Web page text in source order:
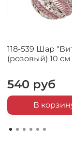
118-539 Шар
(розовый) 10 см
540 руб
В